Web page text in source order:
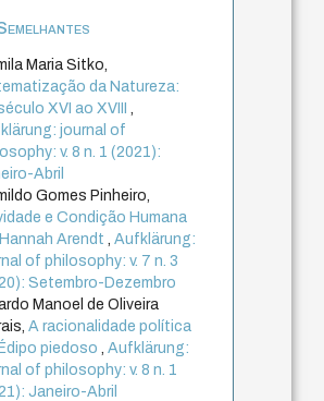
Maria Sitko,
da Natureza:
XVI ao XVIII
journal of
v. 8 n. 1 (2021):
Abril
Gomes Pinheiro,
e Condição Humana
Arendt
,Aufklärung:
of philosophy: v. 7 n. 3
Setembro-Dezembro
Manoel de Oliveira
A racionalidade política
piedoso
,Aufklärung:
of philosophy: v. 8 n. 1
Janeiro-Abril